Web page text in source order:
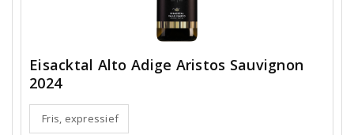
Eisacktal Alto Adige Aristos Sauvignon
2024
Fris, expressief